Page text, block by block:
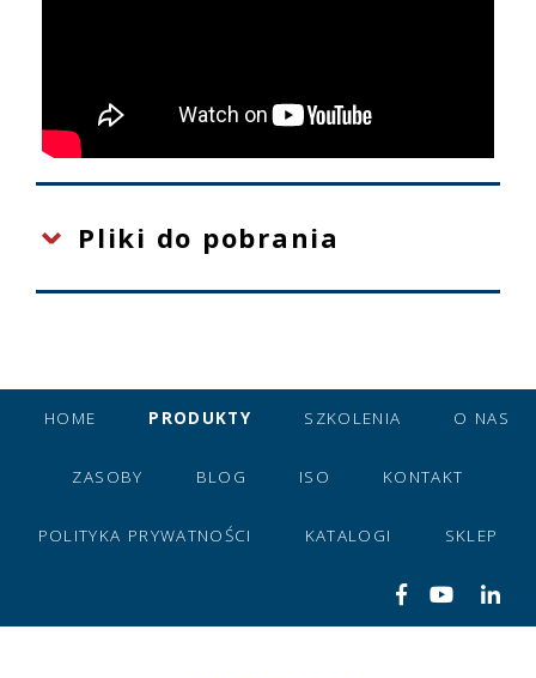
Pliki do pobrania
HOME PRODUKTY SZKOLENIA O NAS
ZASOBY BLOG ISO KONTAKT
POLITYKA PRYWATNOŚCI KATALOGI SKLEP